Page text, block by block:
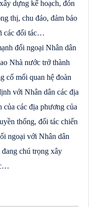
dựng kế hoạch, đón
thị, chu đáo, đảm bảo
các đối tác…
đối ngoại Nhân dân
Nhà nước trở thành
cố mối quan hệ đoàn
với Nhân dân các địa
của các địa phương của
thống, đối tác chiến
ngoại với Nhân dân
chú trọng xây